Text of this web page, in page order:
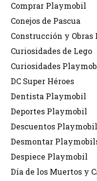
Comprar Playmobil
Conejos de Pascua
Construcción y
Curiosidades de Lego
Curiosidades
DC Super Héroes
Dentista Playmobil
Deportes Playmobil
Descuentos Playmobil
Desmontar
Despiece Playmobil
Día de los Muertos y